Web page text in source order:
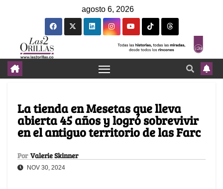
agosto 6, 2026
La tienda en Mesetas que lleva
abierta 45 años y logró sobrevivir
en el antiguo territorio de las Farc
Por Valerie Skinner
NOV 30, 2024